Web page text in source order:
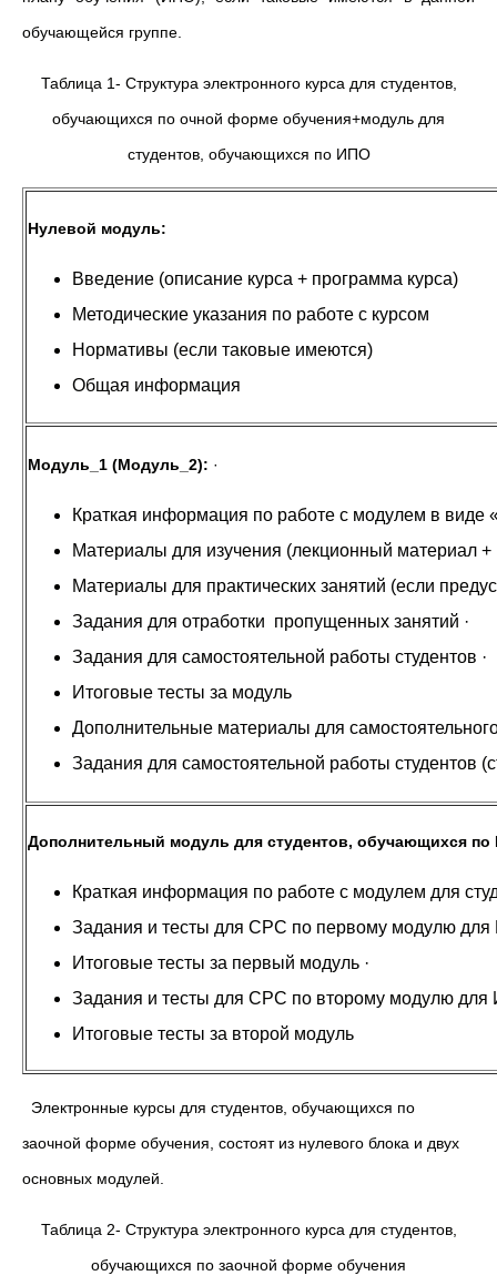
обучающейся группе.
Таблица 1- Структура электронного курса для студентов,
обучающихся по очной форме обучения+модуль для
студентов, обучающихся по ИПО
Нулевой модуль:
Введение (описание курса + программа курса)
Методические указания по работе с курсом
Нормативы (если таковые имеются)
Общая информация
Модуль_1 (Модуль_2): ·
Краткая информация по работе с модулем в
Материалы для изучения (лекционный материал
Материалы для практических занятий (если
Задания для отработки пропущенных
Задания для самостоятельной работы
Итоговые тесты за модуль
Дополнительные материалы для
Задания для самостоятельной работы студентов
Дополнительный модуль для студентов, обучающихся
Краткая информация по работе с модулем для
Задания и тесты для СРС по первому
Итоговые тесты за первый модуль ·
Задания и тесты для СРС по второму
Итоговые тесты за второй модуль
Электронные курсы для студентов, обучающихся по
заочной форме обучения, состоят из нулевого блока и двух
основных модулей.
Таблица 2- Структура электронного курса для студентов,
обучающихся по заочной форме обучения